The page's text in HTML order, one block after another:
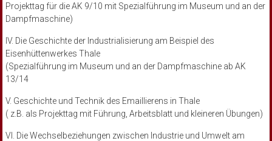
Projekttag für die AK 9/10 mit Spezialführung im Museum und an der
Dampfmaschine)
IV. Die Geschichte der Industrialisierung am Beispiel des
Eisenhüttenwerkes Thale
(Spezialführung im Museum und an der Dampfmaschine ab AK
13/14
V. Geschichte und Technik des Emaillierens in Thale
( z.B. als Projekttag mit Führung, Arbeitsblatt und kleineren Übungen)
VI. Die Wechselbeziehungen zwischen Industrie und Umwelt am